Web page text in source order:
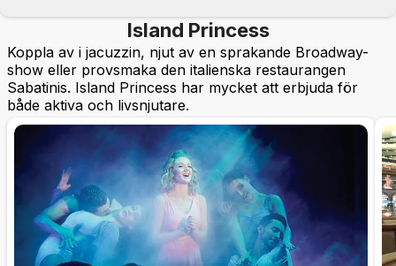
Island Princess
Koppla av i jacuzzin, njut av en sprakande Broadway-
show eller provsmaka den italienska restaurangen
Sabatinis. Island Princess har mycket att erbjuda för
både aktiva och livsnjutare.